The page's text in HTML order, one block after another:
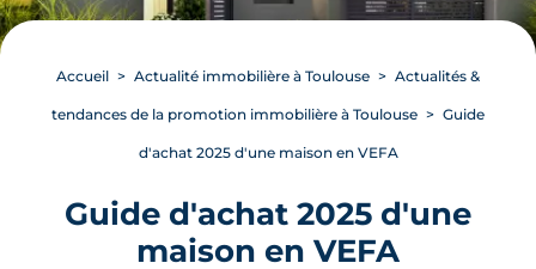
Accueil Actualité immobilière à Toulouse Actualités &
tendances de la promotion immobilière à Toulouse Guide
d'achat 2025 d'une maison en VEFA
Guide d'achat 2025 d'une
maison en VEFA